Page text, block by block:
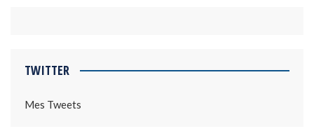
TWITTER
Mes Tweets